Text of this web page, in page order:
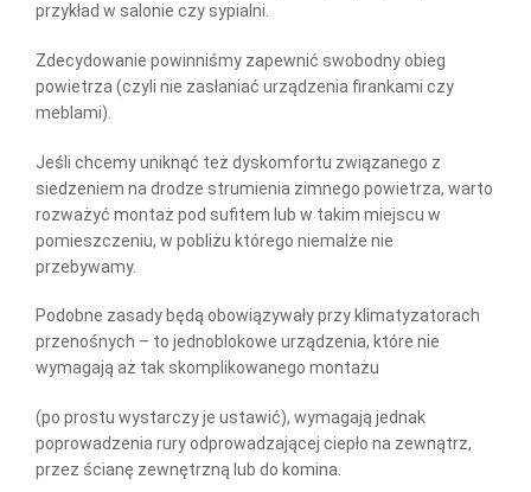
przykład w salonie czy sypialni.
Zdecydowanie powinniśmy zapewnić swobodny obieg
powietrza (czyli nie zasłaniać urządzenia firankami czy
meblami).
Jeśli chcemy uniknąć też dyskomfortu związanego z
siedzeniem na drodze strumienia zimnego powietrza, warto
rozważyć montaż pod sufitem lub w takim miejscu w
pomieszczeniu, w pobliżu którego niemalże nie
przebywamy.
Podobne zasady będą obowiązywały przy klimatyzatorach
przenośnych – to jednoblokowe urządzenia, które nie
wymagają aż tak skomplikowanego montażu
(po prostu wystarczy je ustawić), wymagają jednak
poprowadzenia rury odprowadzającej ciepło na zewnątrz,
przez ścianę zewnętrzną lub do komina.